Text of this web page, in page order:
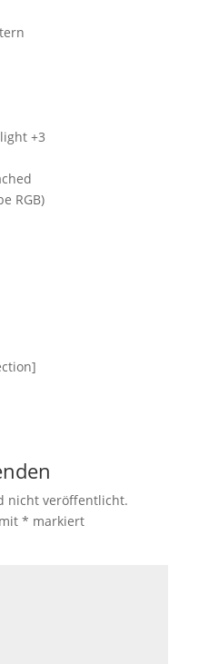
+3
RGB)
nicht veröffentlicht.
* markiert